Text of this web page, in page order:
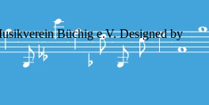
Büchig e.V. Designed by